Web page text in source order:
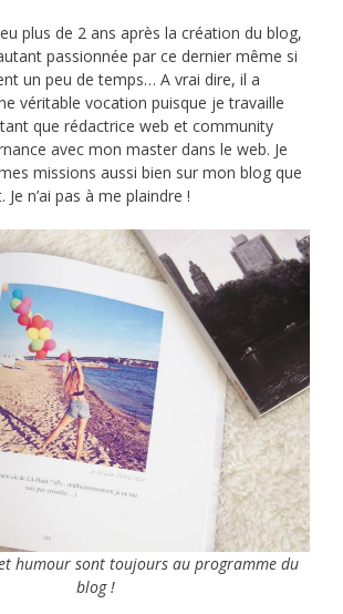
plus de 2 ans après la création du blog,
passionnée par ce dernier même si
un peu de temps… A vrai dire, il a
véritable vocation puisque je travaille
que rédactrice web et community
avec mon master dans le web. Je
missions aussi bien sur mon blog que
n’ai pas à me plaindre !
humour sont toujours au programme du
blog !